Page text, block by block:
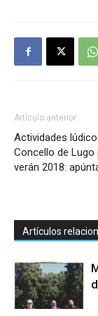
Artículo anterior
Actividades
Concello de Lugo
verán 2018:
Artículos